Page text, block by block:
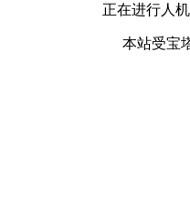
正在进行人
本站受宝